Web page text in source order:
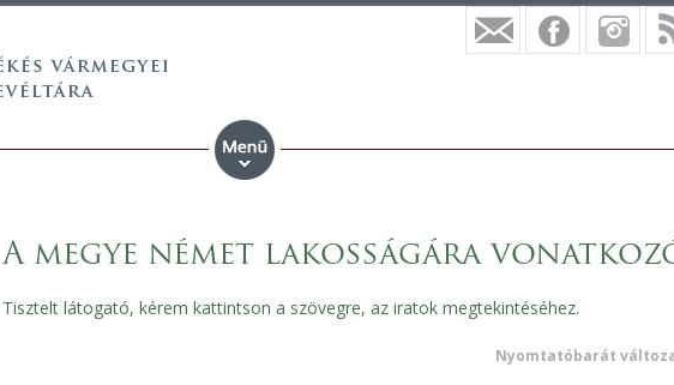
A megye német lakosságára
Tisztelt látogató, kérem kattintson a szövegre, az iratok megtekintéséhez.
Nyomtatóbarát